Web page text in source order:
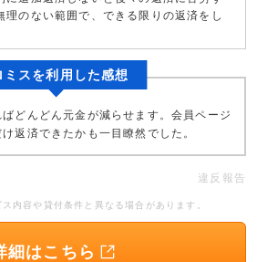
理のない範囲で、できる限りの返済をし
ミスを利用した感想
どんどん元金が減らせます。会員ページ
返済できたかも一目瞭然でした。
違反報告
内容や貸付条件と異なる場合があります。
細はこちら